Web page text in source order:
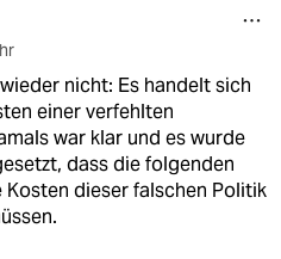
nicht: Es handelt sich
einer verfehlten
war klar und es wurde
dass die folgenden
Kosten dieser falschen Politik